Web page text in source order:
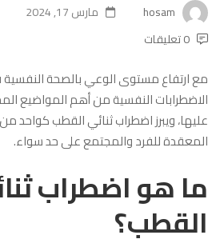
مارس 17, 2024
0 تعليقات
مع ارتفاع مستوى الوعي بالصحة
الاضطرابات النفسية من أهم المواضيع
عليها، ويبرز اضطراب ثنائي القطب كواحد من
المعقدة للفرد والمجتمع على حد سواء.
ما هو اضطراب
القطب؟